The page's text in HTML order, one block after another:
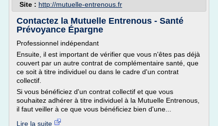
Site : http://mutuelle-entrenous.fr
Contactez la Mutuelle Entrenous - Santé
Prévoyance Épargne
Professionnel indépendant
Ensuite, il est important de vérifier que vous n'êtes pas déjà
couvert par un autre contrat de complémentaire santé, que
ce soit à titre individuel ou dans le cadre d'un contrat
collectif.
Si vous bénéficiez d'un contrat collectif et que vous
souhaitez adhérer à titre individuel à la Mutuelle Entrenous,
il faut veiller à ce que vous bénéficiez bien d'une...
Lire la suite